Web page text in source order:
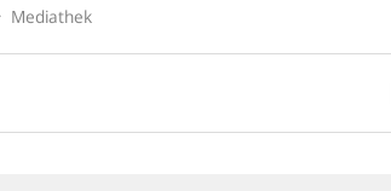
Mediathek